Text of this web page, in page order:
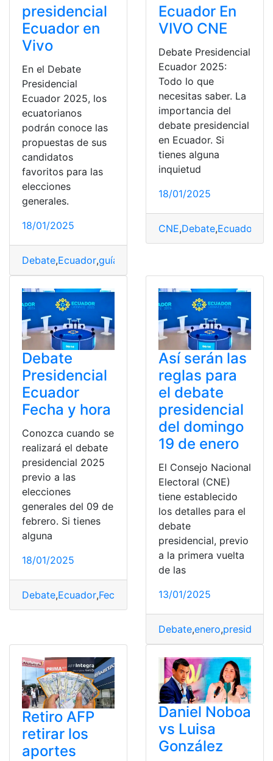
presidencial
Ecuador en
Vivo
En el Debate
Presidencial
Ecuador 2025, los
ecuatorianos
podrán conoce las
propuestas de sus
candidatos
favoritos para las
elecciones
generales.
18/01/2025
Debate,Ecuador,guía
Ecuador En
VIVO CNE
Debate Presidencial
Ecuador 2025:
Todo lo que
necesitas saber. La
importancia del
debate presidencial
en Ecuador. Si
tienes alguna
inquietud
18/01/2025
CNE,Debate,Ecuador
Debate
Presidencial
Ecuador
Fecha y hora
Conozca cuando se
realizará el debate
presidencial 2025
previo a las
elecciones
generales del 09 de
febrero. Si tienes
alguna
18/01/2025
Debate,Ecuador,Fecha presidencial
Así serán las
reglas para
el debate
presidencial
del domingo
19 de enero
El Consejo Nacional
Electoral (CNE)
tiene establecido
los detalles para el
debate
presidencial, previo
a la primera vuelta
de las
13/01/2025
Debate,enero,
Retiro AFP
retirar los
aportes
Daniel Noboa
vs Luisa
González